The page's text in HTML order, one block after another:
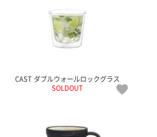
CAST ダブルウォールロックグラス
SOLDOUT